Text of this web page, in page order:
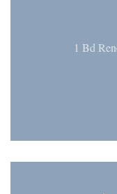
1 Bd